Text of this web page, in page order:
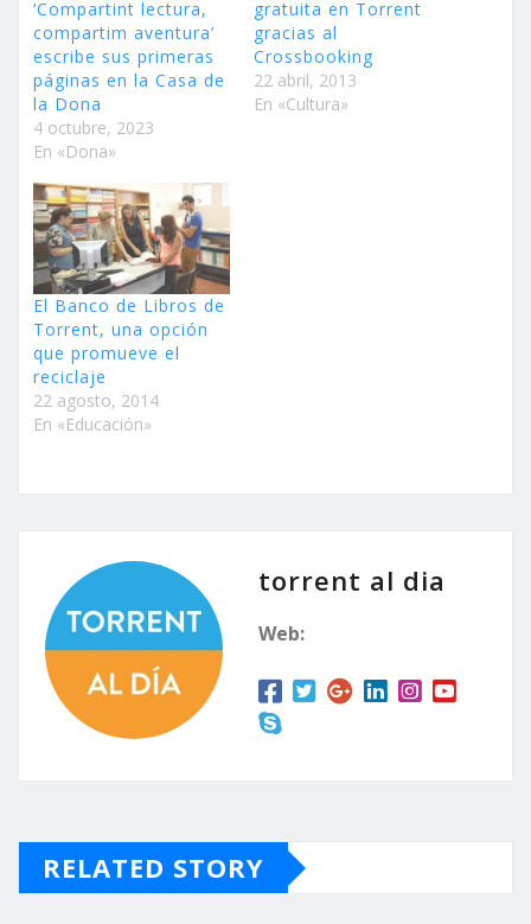
‘Compartint lectura,
compartim aventura’
escribe sus primeras
páginas en la Casa de
la Dona
4 octubre, 2023
En «Dona»
gratuita en Torrent
gracias al
Crossbooking
22 abril, 2013
En «Cultura»
El Banco de Libros de
Torrent, una opción
que promueve el
reciclaje
22 agosto, 2014
En «Educación»
torrent al dia
Web:
RELATED STORY